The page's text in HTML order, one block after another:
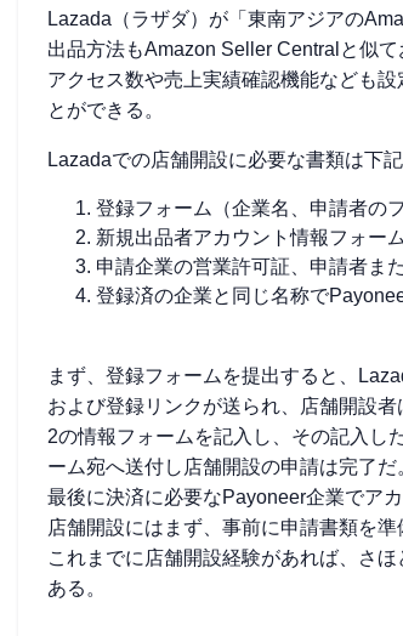
Lazada（ラザダ）が「東南アジアの
出品方法もAmazon Seller Centralと似
アクセス数や売上実績確認機能なども
とができる。
Lazadaでの店舗開設に必要な書類は下記
登録フォーム（企業名、申請者の
新規出品者アカウント情報フォーム
申請企業の営業許可証、申請者ま
登録済の企業と同じ名称で
まず、登録フォームを提出すると、
および登録リンクが送られ、店舗開設
2の情報フォームを記入し、その記入し
ーム宛へ送付し店舗開設の申請は完了だ
最後に決済に必要なPayoneer企業でアカ
店舗開設にはまず、事前に申請書類を
これまでに店舗開設経験があれば、さ
ある。